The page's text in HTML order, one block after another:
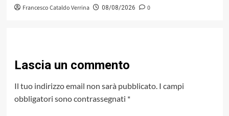
Francesco Cataldo Verrina 08/08/2026 0
Lascia un commento
Il tuo indirizzo email non sarà pubblicato. I campi
obbligatori sono contrassegnati *